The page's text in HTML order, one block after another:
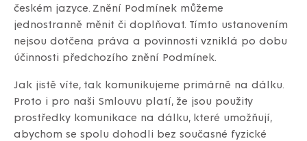
českém jazyce. Znění Podmínek můžeme
jednostranně měnit či doplňovat. Tímto ustanovením
nejsou dotčena práva a povinnosti vzniklá po dobu
účinnosti předchozího znění Podmínek.
Jak jistě víte, tak komunikujeme primárně na dálku.
Proto i pro naši Smlouvu platí, že jsou použity
prostředky komunikace na dálku, které umožňují,
abychom se spolu dohodli bez současné fyzické